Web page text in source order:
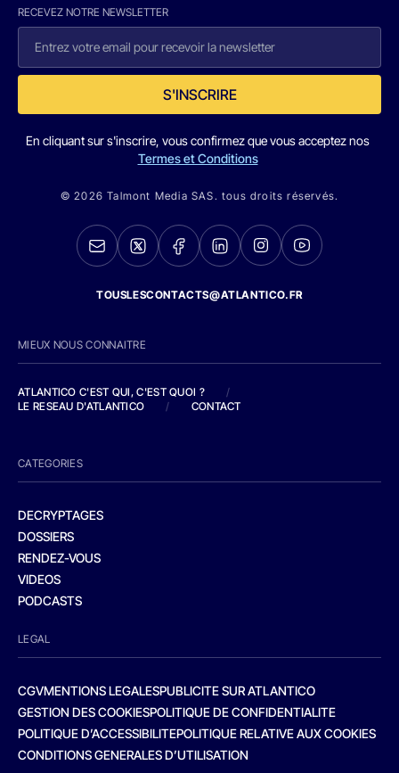
RECEVEZ NOTRE NEWSLETTER
S'INSCRIRE
En cliquant sur s'inscrire, vous confirmez que vous acceptez nos
Termes et Conditions
© 2026 Talmont Media SAS. tous droits réservés.
TOUSLESCONTACTS@ATLANTICO.FR
MIEUX NOUS CONNAITRE
ATLANTICO C'EST QUI, C'EST QUOI ?
/
LE RESEAU D'ATLANTICO
/ CONTACT
CATEGORIES
DECRYPTAGES
DOSSIERS
RENDEZ-VOUS
VIDEOS
PODCASTS
LEGAL
CGVMENTIONS LEGALESPUBLICITE SUR ATLANTICO
GESTION DES COOKIESPOLITIQUE DE CONFIDENTIALITE
POLITIQUE D’ACCESSIBILITEPOLITIQUE RELATIVE AUX COOKIES
CONDITIONS GENERALES D’UTILISATION